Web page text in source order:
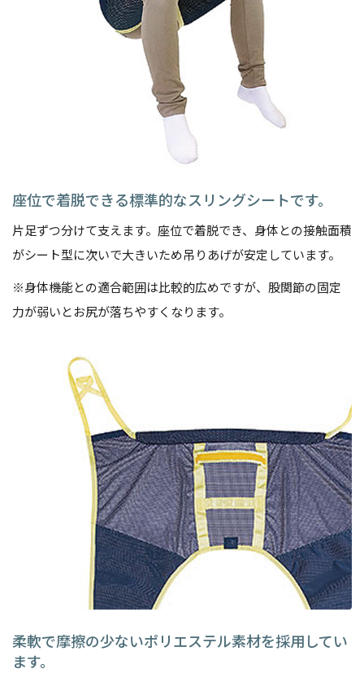
座位で着脱できる標準的なスリングシートです。
片足ずつ分けて支えます。座位で着脱でき、身体との接触面積
がシート型に次いで大きいため吊りあげが安定しています。
※身体機能との適合範囲は比較的広めですが、股関節の固定
力が弱いとお尻が落ちやすくなります。
柔軟で摩擦の少ないポリエステル素材を採用してい
ます。